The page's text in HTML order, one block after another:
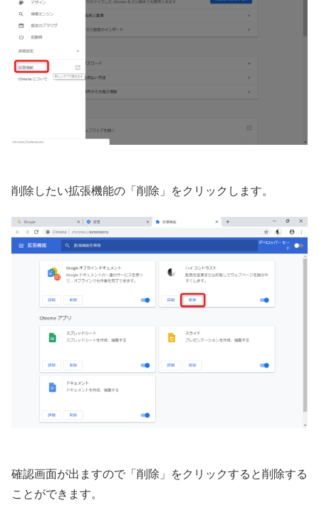
削除したい拡張機能の「削除」をクリックします。
確認画面が出ますので「削除」をクリックすると削除する
ことができます。